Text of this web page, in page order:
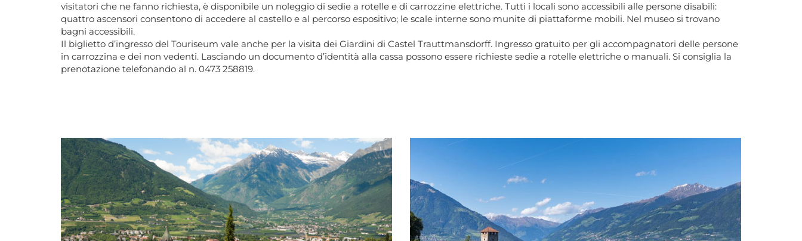
visitatori che ne fanno richiesta, è disponibile un noleggio di sedie a rotelle e di carrozzine elettriche. Tutti i locali sono accessibili alle persone disabili:
quattro ascensori consentono di accedere al castello e al percorso espositivo; le scale interne sono munite di piattaforme mobili. Nel museo si trovano
bagni accessibili.
Il biglietto d’ingresso del Touriseum vale anche per la visita dei Giardini di Castel Trauttmansdorff. Ingresso gratuito per gli accompagnatori delle persone
in carrozzina e dei non vedenti. Lasciando un documento d’identità alla cassa possono essere richieste sedie a rotelle elettriche o manuali. Si consiglia la
prenotazione telefonando al n. 0473 258819.